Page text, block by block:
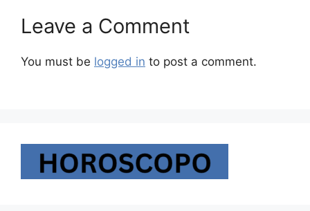
Leave a Comment
You must be logged in to post a comment.